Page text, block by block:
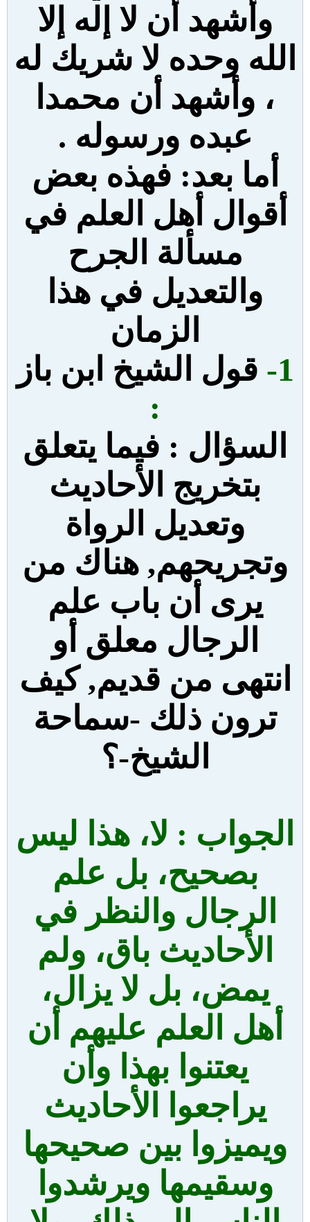
وأشهد أن لا إله إلا
الله وحده لا شريك له
، وأشهد أن محمدا
عبده ورسوله .
أما بعد: فهذه بعض
أقوال أهل العلم في
مسألة الجرح
والتعديل في هذا
الزمان
1-
قول الشيخ ابن باز
:
السؤال : فيما يتعلق
بتخريج الأحاديث
وتعديل الرواة
وتجريحهم, هناك من
يرى أن باب علم
الرجال معلق أو
انتهى من قديم, كيف
ترون ذلك -سماحة
الشيخ-؟
الجواب : لا، هذا ليس
بصحيح، بل علم
الرجال والنظر في
الأحاديث باق، ولم
يمض، بل لا يزال،
أهل العلم عليهم أن
يعتنوا بهذا وأن
يراجعوا الأحاديث
ويميزوا بين صحيحها
وسقيمها ويرشدوا